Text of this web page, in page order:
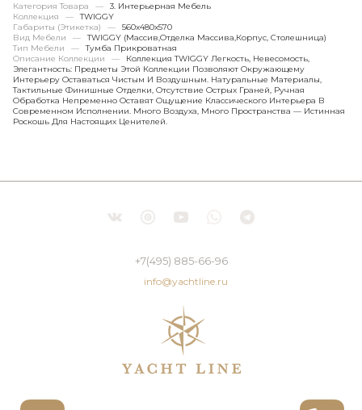
Категория Товара —
3. Интерьерная Мебель
Коллекция
—
TWIGGY
Габариты (этикетка)
—
560х480x570
Вид Мебели
—
TWIGGY (массив,отделка Массива,корпус, Столешница)
Тип Мебели
—
Тумба Прикроватная
Описание Коллекции
—
Коллекция TWIGGY Легкость, Невесомость,
Элегантность: Предметы Этой Коллекции Позволяют Окружающему
Интерьеру Оставаться Чистым И Воздушным. Натуральные Материалы,
Тактильные Финишные Отделки, Отсутствие Острых Граней, Ручная
Обработка Непременно Оставят Ощущение Классического Интерьера В
Современном Исполнении. Много Воздуха, Много Пространства — Истинная
Роскошь Для Настоящих Ценителей.
+7(495) 885-66-96
info@yachtline.ru